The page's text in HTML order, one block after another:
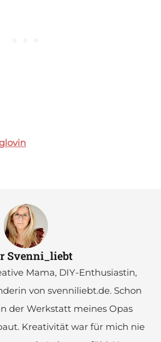
Svenni_liebt
Mama, DIY-Enthusiastin,
von svenniliebt.de. Schon
der Werkstatt meines Opas
Kreativität war für mich nie